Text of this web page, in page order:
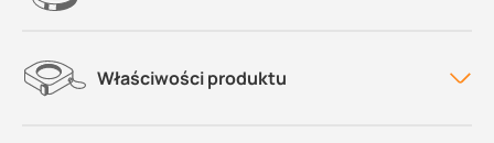
Właściwości produktu